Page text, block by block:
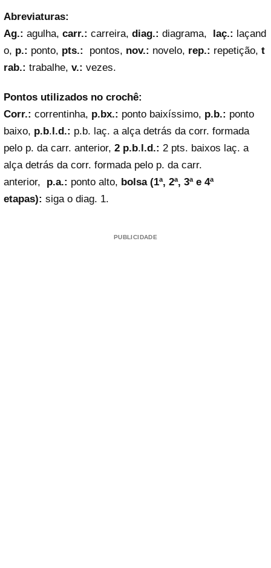
Abreviaturas:
Ag.: agulha, carr.: carreira, diag.: diagrama, laç.: laçand
o, p.: ponto, pts.: pontos, nov.: novelo, rep.: repetição, t
rab.: trabalhe, v.: vezes.
Pontos utilizados no crochê:
Corr.: correntinha, p.bx.: ponto baixíssimo, p.b.: ponto
baixo, p.b.l.d.: p.b. laç. a alça detrás da corr. formada
pelo p. da carr. anterior, 2 p.b.l.d.: 2 pts. baixos laç. a
alça detrás da corr. formada pelo p. da carr.
anterior, p.a.: ponto alto, bolsa (1ª, 2ª, 3ª e 4ª
etapas): siga o diag. 1.
PUBLICIDADE